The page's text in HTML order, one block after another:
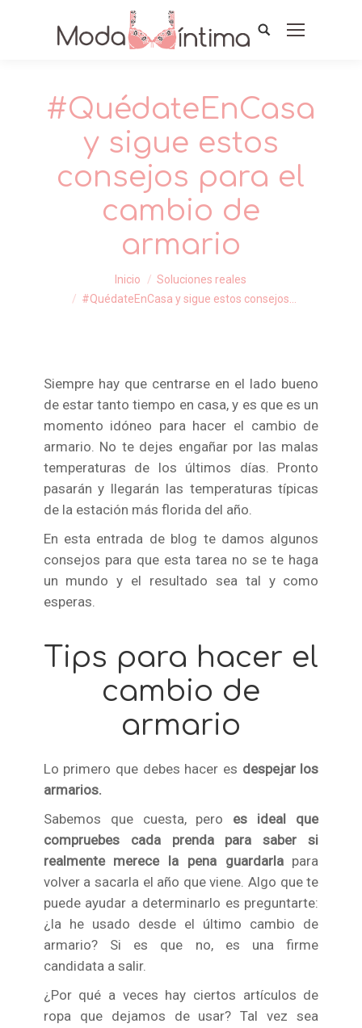
#QuédateEnCasa
y sigue estos
consejos para el
cambio de
armario
Inicio
Soluciones reales
#QuédateEnCasa y sigue estos consejos…
Siempre hay que centrarse en el lado bueno
de estar tanto tiempo en casa, y es que es un
momento idóneo para hacer el cambio de
armario. No te dejes engañar por las malas
temperaturas de los últimos días. Pronto
pasarán y llegarán las temperaturas típicas
de la estación más florida del año.
En esta entrada de blog te damos algunos
consejos para que esta tarea no se te haga
un mundo y el resultado sea tal y como
esperas.
Tips para hacer el
cambio de
armario
Lo primero que debes hacer es despejar los
armarios.
Sabemos que cuesta, pero es ideal que
compruebes cada prenda para saber si
realmente merece la pena guardarla para
volver a sacarla el año que viene. Algo que te
puede ayudar a determinarlo es preguntarte:
¿la he usado desde el último cambio de
armario? Si es que no, es una firme
candidata a salir.
¿Por qué a veces hay ciertos artículos de
ropa que dejamos de usar? Tal vez sea